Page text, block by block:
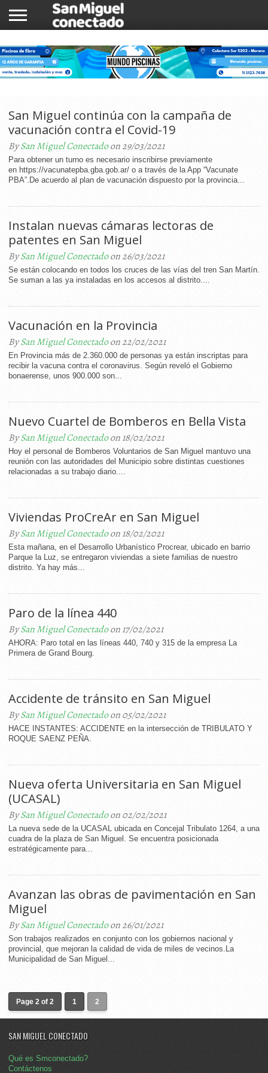
NOTICIAS
COMUNIDAD
COMERCIOS
San Miguel continúa con la campaña de
vacunación contra el Covid-19
BySan Miguel Conectadoon 29/03/2021
Para obtener un turno es necesario inscribirse previamente
en https://vacunatepba.gba.gob.ar/ o a través de la App “Vacunate
PBA”.De acuerdo al plan de vacunación dispuesto por la provincia...
Instalan nuevas cámaras lectoras de
patentes en San Miguel
BySan Miguel Conectadoon 26/03/2021
Se están colocando en todos los cruces de las vías del tren San Martín.
Se suman a las ya instaladas en los accesos al distrito....
Vacunación en la Provincia
BySan Miguel Conectadoon 22/02/2021
En Provincia más de 2.360.000 de personas ya están inscriptas para
recibir la vacuna contra el coronavirus. Según reveló el Gobierno
bonaerense, unos 900.000 son...
Nuevo Cuartel de Bomberos en Bella Vista
BySan Miguel Conectadoon 18/02/2021
Hoy el personal de Bomberos Voluntarios de San Miguel mantuvo una
reunión con las autoridades del Municipio sobre distintas cuestiones
relacionadas a su trabajo diario....
Viviendas ProCreAr en San Miguel
BySan Miguel Conectadoon 18/02/2021
Esta mañana, en el Desarrollo Urbanístico Procrear, ubicado en barrio
Parque la Luz, se entregaron viviendas a siete familias de nuestro
distrito. Ya hay más...
Paro de la línea 440
BySan Miguel Conectadoon 17/02/2021
AHORA: Paro total en las líneas 440, 740 y 315 de la empresa La
Primera de Grand Bourg.
Accidente de tránsito en San Miguel
BySan Miguel Conectadoon 05/02/2021
HACE INSTANTES: ACCIDENTE en la intersección de TRIBULATO Y
ROQUE SAENZ PEÑA.
Nueva oferta Universitaria en San Miguel
(UCASAL)
BySan Miguel Conectadoon 02/02/2021
La nueva sede de la UCASAL ubicada en Concejal Tribulato 1264, a una
cuadra de la plaza de San Miguel. Se encuentra posicionada
estratégicamente para...
Avanzan las obras de pavimentación en San
Miguel
BySan Miguel Conectadoon 26/01/2021
Son trabajos realizados en conjunto con los gobiernos nacional y
provincial, que mejoran la calidad de vida de miles de vecinos.La
Municipalidad de San Miguel...
Page 2 of 2 1 2
SAN MIGUEL CONECTADO
Qué es Smconectado?
Contáctenos